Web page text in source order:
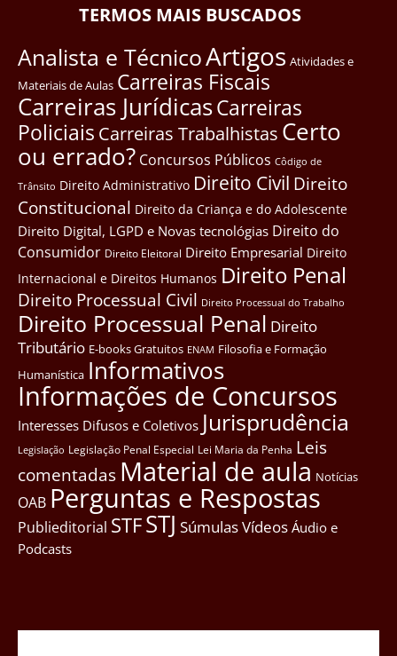
TERMOS MAIS BUSCADOS
Analista e TécnicoArtigos Atividades e
Materiais de Aulas Carreiras Fiscais
Carreiras JurídicasCarreiras
Policiais Carreiras Trabalhistas Certo
ou errado? Concursos Públicos Côdigo de
Trânsito Direito Administrativo Direito Civil Direito
Constitucional Direito da Criança e do Adolescente
Direito Digital, LGPD e Novas tecnológias Direito do
Consumidor Direito Eleitoral Direito Empresarial Direito
Internacional e Direitos Humanos Direito Penal
Direito Processual Civil Direito Processual do Trabalho
Direito Processual Penal Direito
Tributário E-books Gratuitos ENAM Filosofia e Formação
Humanística Informativos
Informações de Concursos
Interesses Difusos e Coletivos Jurisprudência
Legislação Legislação Penal Especial Lei Maria da Penha Leis
comentadas Material de aula Notícias
OAB Perguntas e Respostas
Publieditorial STFSTJ SúmulasVídeos Áudio e
Podcasts